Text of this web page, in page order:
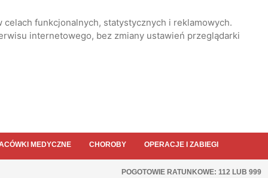
funkcjonalnych, statystycznych i reklamowych.
internetowego, bez zmiany ustawień przeglądarki
MEDYCZNE CHOROBY OPERACJE I ZABIEGI
POGOTOWIE RATUNKOWE: 112 LUB 999